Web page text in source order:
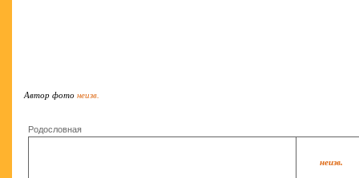
Автор фото неизв.
Родословная
неизв.